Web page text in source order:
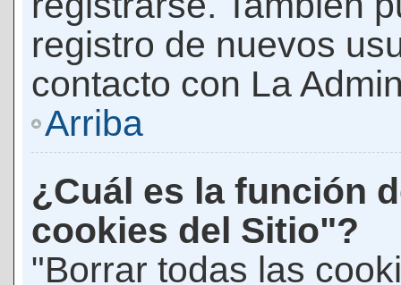
registro de nuevos
contacto con La
Arriba
¿Cuál es la función
cookies del Sitio"?
"Borrar todas las